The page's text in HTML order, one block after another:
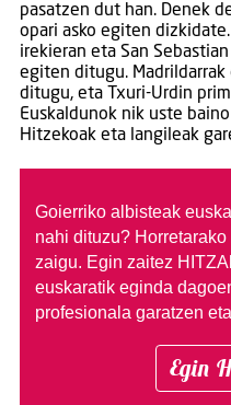
pasatzen dut han. Denek
opari asko egiten
irekieran eta San
egiten ditugu.
ditugu, eta Txuri-Urdin
Euskaldunok nik uste
Hitzekoak eta langileak
Goierriko albisteak
nahi dituzu?
zaigu. Egin zaitez
euskaratik eginda
profesionala garatzen
Egin